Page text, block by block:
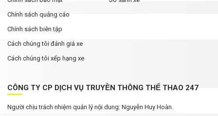
Chính sách quảng cáo
Chính sách biên tập
Cách chúng tôi đánh giá xe
Cách chúng tôi xếp hạng xe
CÔNG TY CP DỊCH VỤ TRUYỀN THÔNG THỂ THAO 247
Người chịu trách nhiệm quản lý nội dung: Nguyễn Huy Hoàn.